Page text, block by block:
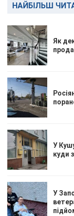
НАЙБІЛЬШ
Як
У
куди
У